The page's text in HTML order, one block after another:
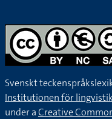
Svenskt
Institutionen för
under aCreative